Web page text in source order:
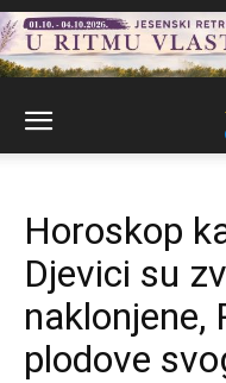
Horoskop
Djevici su
naklonjene,
plodove